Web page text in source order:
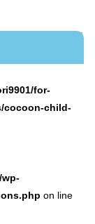
for-
cocoon-child-
wp-
on line